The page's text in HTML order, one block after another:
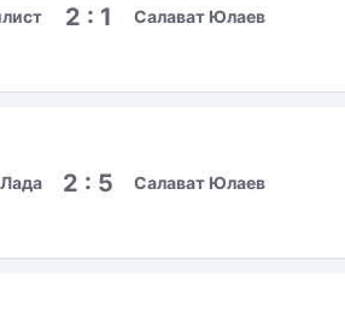
2 : 1 Салават Юлаев
Лада 2 : 5 Салават Юлаев